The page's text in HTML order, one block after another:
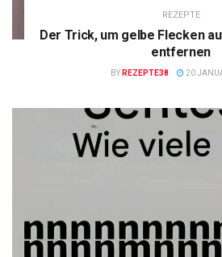
REZEPTE
Der Trick, um gelbe Flecken
entfernen
BY REZEPTE38 20